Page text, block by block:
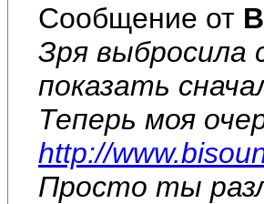
Сообщение от
Зря выбросила
показать
Теперь моя
http://
Просто ты